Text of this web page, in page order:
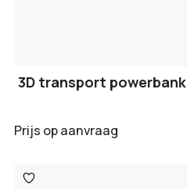
3D transport powerbank
Prijs op aanvraag
Toevoegen